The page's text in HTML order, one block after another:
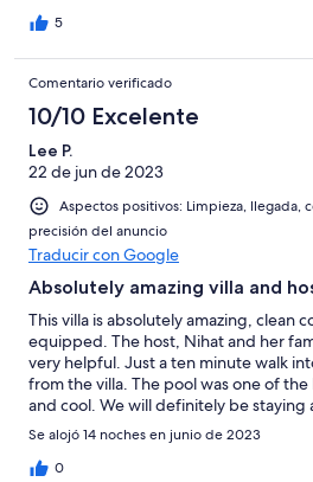
5
Comentario verificado
10/10 Excelente
Lee P.
22 de jun de 2023
Aspectos positivos: Limpieza, llegada,
precisión del anuncio
Traducir con Google
Absolutely amazing villa and
This villa is absolutely amazing, clean
equipped. The host, Nihat and her
very helpful. Just a ten minute walk
from the villa. The pool was one of
and cool. We will definitely be staying
you for making us feel really welcome
anniversary gifts Nihat.
Se alojó 14 noches en junio de 2023
0